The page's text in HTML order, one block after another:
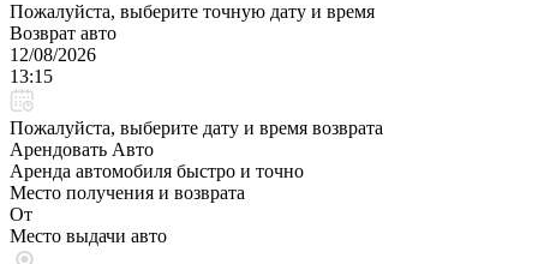
Пожалуйста, выберите точную дату и время
Возврат авто
12/08/2026
13:15
Пожалуйста, выберите дату и время возврата
Арендовать Авто
Аренда автомобиля быстро и точно
Место получения и возврата
От
Место выдачи авто